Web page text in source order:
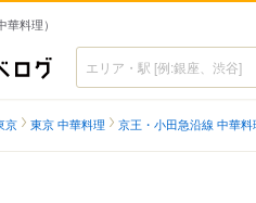
料理）
食べログ
京 東京 中華料理 京王・小田急沿線 中華料